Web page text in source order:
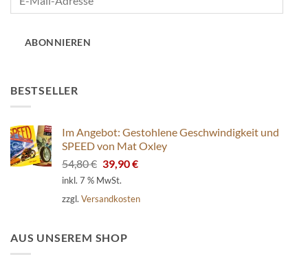
ABONNIEREN
BESTSELLER
Im Angebot: Gestohlene Geschwindigkeit und
SPEED von Mat Oxley
54,80€ Ursprünglicher
Preis
54,80 €
39,90€Aktueller
39,90 €.
inkl. 7 % MwSt.
zzgl. Versandkosten
AUS UNSEREM SHOP